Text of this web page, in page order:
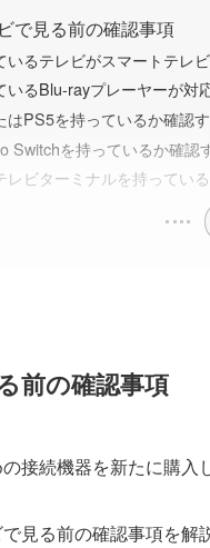
で見る前の確認事項
いるテレビがスマートテレ
いるBlu-rayプレーヤーが対
はPS5を持っているか確認
Switchを持っているか確認
レビターミナルを持ってい
前の確認事項
接続機器を新たに購入
見る前の確認事項を解